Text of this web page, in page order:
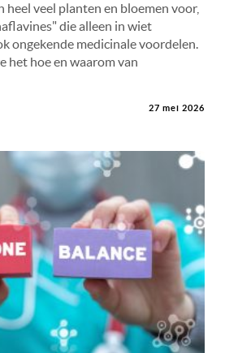
heel veel planten en bloemen voor,
die alleen in wiet
ongekende medicinale voordelen.
het hoe en waarom van
27 mei 2026